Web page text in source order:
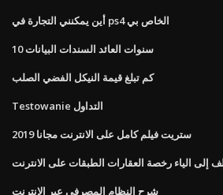
أين يمكنني التجارة في ps4 الخاص بي
10 سنوات العائد السندات البيانات
كم تبلغ قيمة النيكل الفضي الصلب
Testowanie التداول
ستريت فيلم كامل على الانترنت مجانا 2019
إلى الياء رخصة العقارات الطبقات على الانترنت
شرح النظام المصرفي عبر الإنترنت